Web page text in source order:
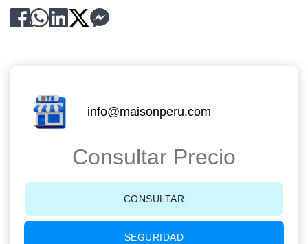
info@maisonperu.com
Consultar Precio
CONSULTAR
SEGURIDAD